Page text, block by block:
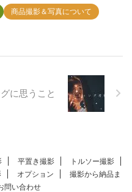
商品撮影＆写真について
に思うこと
平置き撮影
トルソー撮影
オプション
撮影から納品ま
問い合わせ